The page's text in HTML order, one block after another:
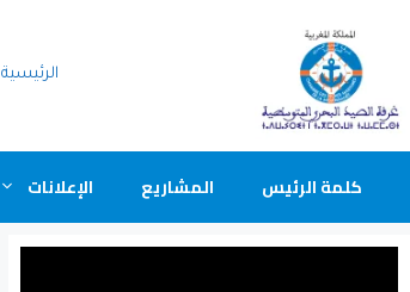
الرئيسية
كلمة الرئيس المشاريع الإعلانات